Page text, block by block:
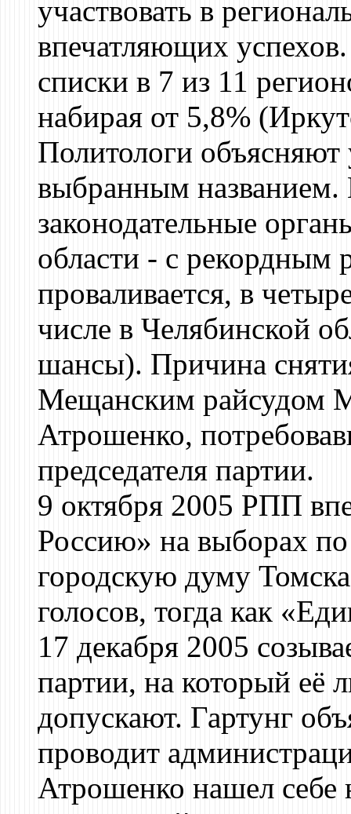
участвовать в
впечатляющих
списки в 7 из 11
набирая от 5,8%
Политологи объясняют
выбранным названием.
законодательные
области - с рекордным
проваливается, в
числе в Челябинской
шансы). Причина
Мещанским райсудом
Атрошенко,
председателя партии.
9 октября 2005 РПП
Россию» на выборах
городскую думу
голосов, тогда как
17 декабря 2005
партии, на который её
допускают. Гартунг
проводит
Атрошенко нашел